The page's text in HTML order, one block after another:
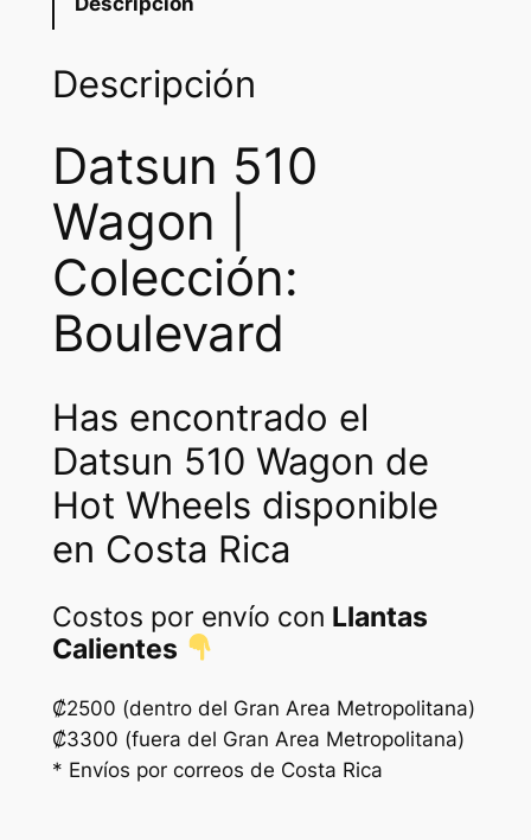
Descripción
Datsun 510
Wagon |
Colección:
Boulevard
Has encontrado el
Datsun 510 Wagon de
Hot Wheels disponible
en Costa Rica
Costos por envío con Llantas
Calientes
₡2500 (dentro del Gran Area Metropolitana)
₡3300 (fuera del Gran Area Metropolitana)
* Envíos por correos de Costa Rica